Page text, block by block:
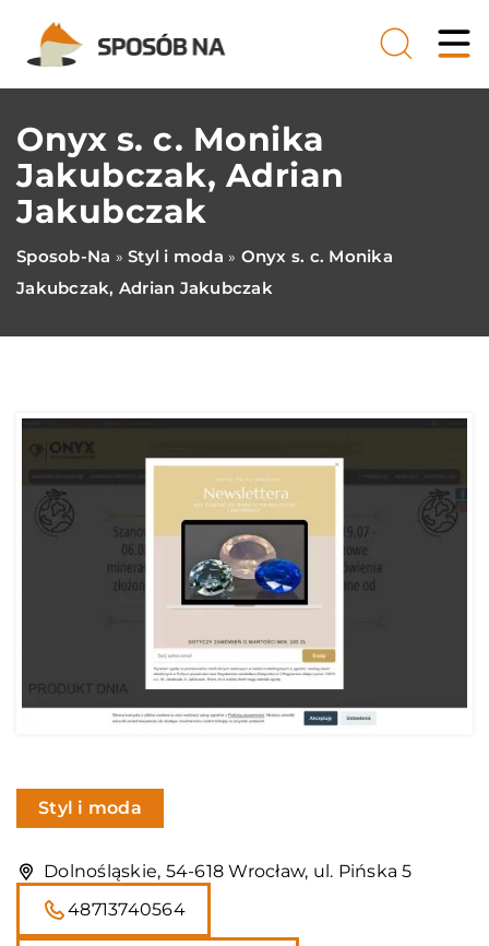
Onyx s. c. Monika
Jakubczak, Adrian
Jakubczak
Sposob-Na » Styl i moda » Onyx s. c. Monika
Jakubczak, Adrian Jakubczak
Styl i moda
Dolnośląskie, 54-618 Wrocław, ul. Pińska 5
48713740564